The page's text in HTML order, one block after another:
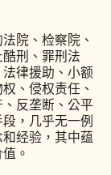
院、检察院、
刑、罪刑法
律援助、小额
、侵权责任、
反垄断、公平
，几乎无一例
经验，其中蕴
。